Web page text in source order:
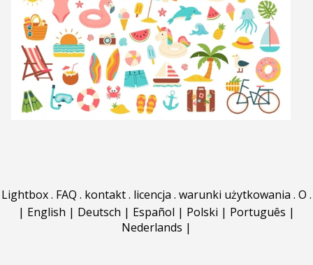
Lightbox. FAQ . kontakt. licencja . warunki użytkowania . O .
| English | Deutsch | Español | Polski | Português |
Nederlands |